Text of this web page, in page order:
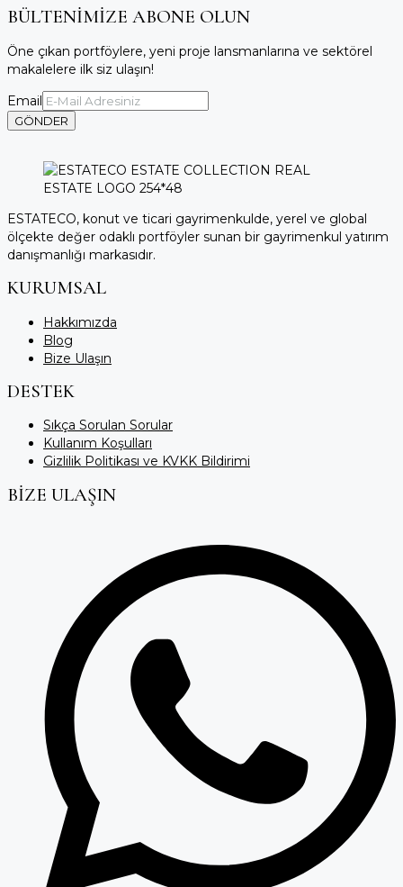
BÜLTENİMİZE ABONE OLUN
Öne çıkan portföylere, yeni proje lansmanlarına ve sektörel
makalelere ilk siz ulaşın!
Email
GÖNDER
ESTATECO, konut ve ticari gayrimenkulde, yerel ve global
ölçekte değer odaklı portföyler sunan bir gayrimenkul yatırım
danışmanlığı markasıdır.
KURUMSAL
Hakkımızda
Blog
Bize Ulaşın
DESTEK
Sıkça Sorulan Sorular
Kullanım Koşulları
Gizlilik Politikası ve KVKK Bildirimi
BİZE ULAŞIN